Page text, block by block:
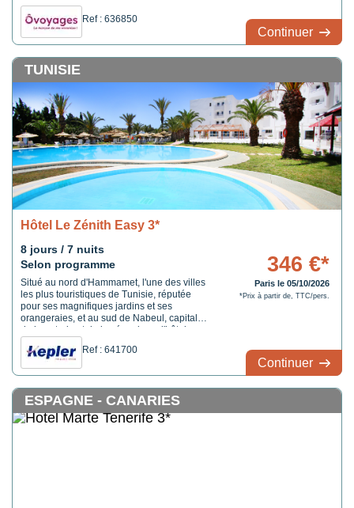
Ref : 636850
Continuer
TUNISIE
Hôtel Le Zénith Easy 3*
8 jours / 7 nuits
Selon programme
Situé au nord d'Hammamet, l'une des villes
les plus touristiques de Tunisie, réputée
pour ses magnifiques jardins et ses
orangeraies, et au sud de Nabeul, capitale
de la poterie et de la céramique, l'hôtel
200 mètres d'une plage de sable fin accès
par la route.
Ref : 641700
346 €*
Paris le 05/10/2026
*Prix à partir de, TTC/pers.
Continuer
ESPAGNE - CANARIES